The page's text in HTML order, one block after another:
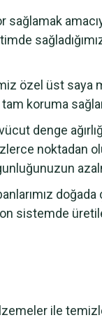
özel üst saya
koruma
denge
noktadan
sistemde
ile